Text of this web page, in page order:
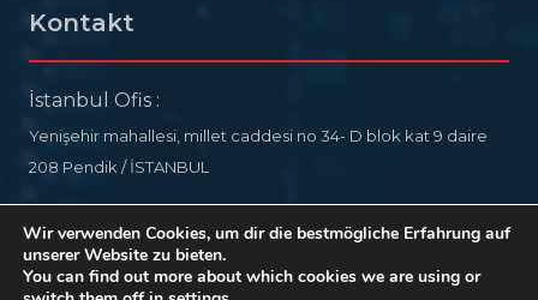
Kontakt
İstanbul Ofis :
Yenişehir mahallesi, millet caddesi no 34- D blok kat 9 daire
208 Pendik / İSTANBUL
+90 532 578 76 54
Wir verwenden Cookies, um dir die bestmögliche Erfahrung auf
unserer Website zu bieten.
You can find out more about which cookies we are using or